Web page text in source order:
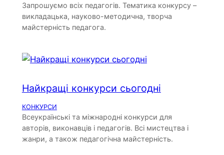
Запрошуємо всіх педагогів. Тематика конкурсу –
викладацька, науково-методична, творча
майстерність педагога.
Найкращі конкурси сьогодні
КОНКУРСИ
Всеукраїнські та міжнародні конкурси для
авторів, виконавців і педагогів. Всі мистецтва і
жанри, а також педагогічна майстерність.